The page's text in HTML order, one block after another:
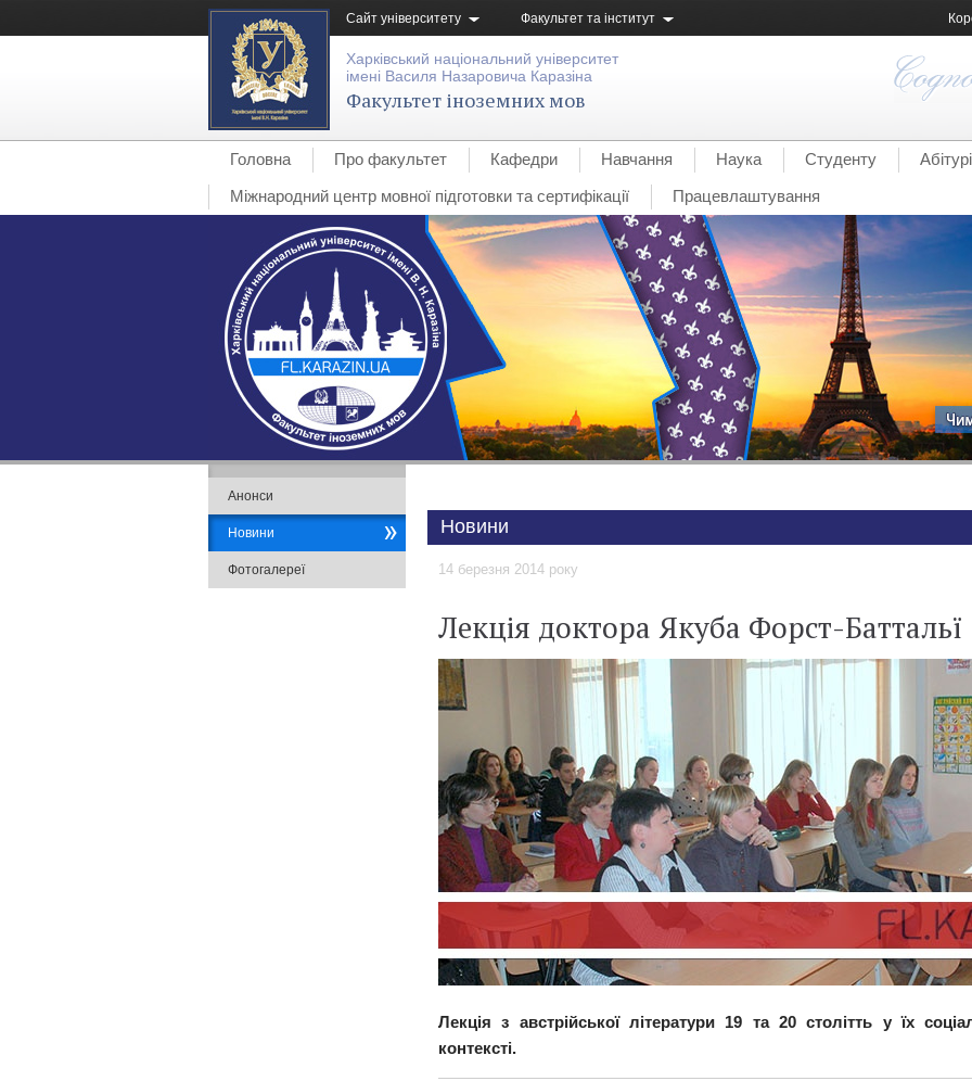
Сайт університету Факультет та інститут
Харківський національний університет
імені Василя Назаровича Каразіна
Факультет іноземних мов
Головна Про факультет Кафедри Навчання Наука Студенту
Міжнародний центр мовної підготовки та сертифікації
Працевлаштування
Новини
14 березня 2014 року
Лекція доктора Якуба Форст-Баттальї
Лекція з австрійської літератури 19 та 20 столітть у їх
контексті.
Анонси
Новини
Фотогалереї